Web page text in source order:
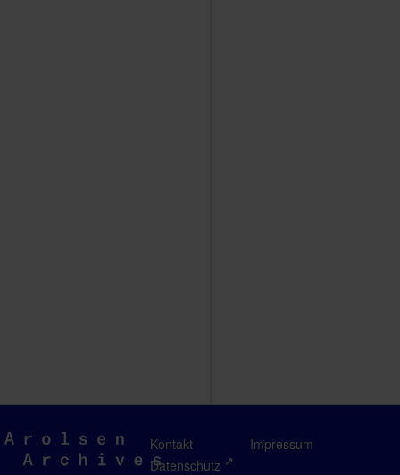
Arolsen
Archives
Kontakt
Impressum
Datenschutz